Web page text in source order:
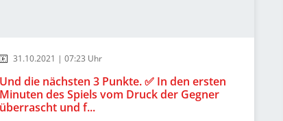
31.10.2021 | 07:23 Uhr
Und die nächsten 3 Punkte. ✅ In den ersten
Minuten des Spiels vom Druck der Gegner
überrascht und f...